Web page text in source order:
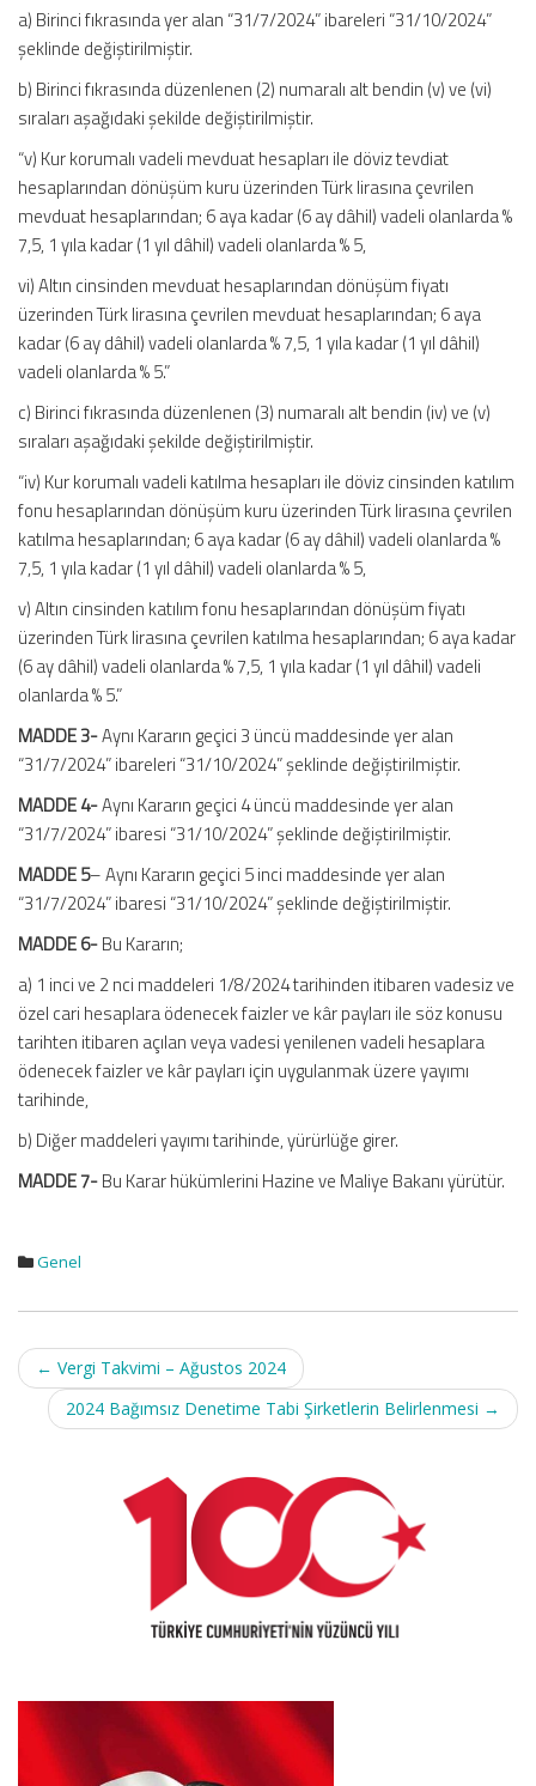
a) Birinci fıkrasında yer alan “31/7/2024” ibareleri “31/10/2024”
şeklinde değiştirilmiştir.
b) Birinci fıkrasında düzenlenen (2) numaralı alt bendin (v) ve (vi)
sıraları aşağıdaki şekilde değiştirilmiştir.
“v) Kur korumalı vadeli mevduat hesapları ile döviz tevdiat
hesaplarından dönüşüm kuru üzerinden Türk lirasına çevrilen
mevduat hesaplarından; 6 aya kadar (6 ay dâhil) vadeli olanlarda %
7,5, 1 yıla kadar (1 yıl dâhil) vadeli olanlarda % 5,
vi) Altın cinsinden mevduat hesaplarından dönüşüm fiyatı
üzerinden Türk lirasına çevrilen mevduat hesaplarından; 6 aya
kadar (6 ay dâhil) vadeli olanlarda % 7,5, 1 yıla kadar (1 yıl dâhil)
vadeli olanlarda % 5.”
c) Birinci fıkrasında düzenlenen (3) numaralı alt bendin (iv) ve (v)
sıraları aşağıdaki şekilde değiştirilmiştir.
“iv) Kur korumalı vadeli katılma hesapları ile döviz cinsinden katılım
fonu hesaplarından dönüşüm kuru üzerinden Türk lirasına çevrilen
katılma hesaplarından; 6 aya kadar (6 ay dâhil) vadeli olanlarda %
7,5, 1 yıla kadar (1 yıl dâhil) vadeli olanlarda % 5,
v) Altın cinsinden katılım fonu hesaplarından dönüşüm fiyatı
üzerinden Türk lirasına çevrilen katılma hesaplarından; 6 aya kadar
(6 ay dâhil) vadeli olanlarda % 7,5, 1 yıla kadar (1 yıl dâhil) vadeli
olanlarda % 5.”
MADDE 3-Aynı Kararın geçici 3 üncü maddesinde yer alan
“31/7/2024” ibareleri “31/10/2024” şeklinde değiştirilmiştir.
MADDE 4-Aynı Kararın geçici 4 üncü maddesinde yer alan
“31/7/2024” ibaresi “31/10/2024” şeklinde değiştirilmiştir.
MADDE 5– Aynı Kararın geçici 5 inci maddesinde yer alan
“31/7/2024” ibaresi “31/10/2024” şeklinde değiştirilmiştir.
MADDE 6-Bu Kararın;
a) 1 inci ve 2 nci maddeleri 1/8/2024 tarihinden itibaren vadesiz ve
özel cari hesaplara ödenecek faizler ve kâr payları ile söz konusu
tarihten itibaren açılan veya vadesi yenilenen vadeli hesaplara
ödenecek faizler ve kâr payları için uygulanmak üzere yayımı
tarihinde,
b) Diğer maddeleri yayımı tarihinde, yürürlüğe girer.
MADDE 7-Bu Karar hükümlerini Hazine ve Maliye Bakanı yürütür.
Genel
Post
navigation
← Vergi Takvimi – Ağustos 2024
2024 Bağımsız Denetime Tabi Şirketlerin Belirlenmesi →